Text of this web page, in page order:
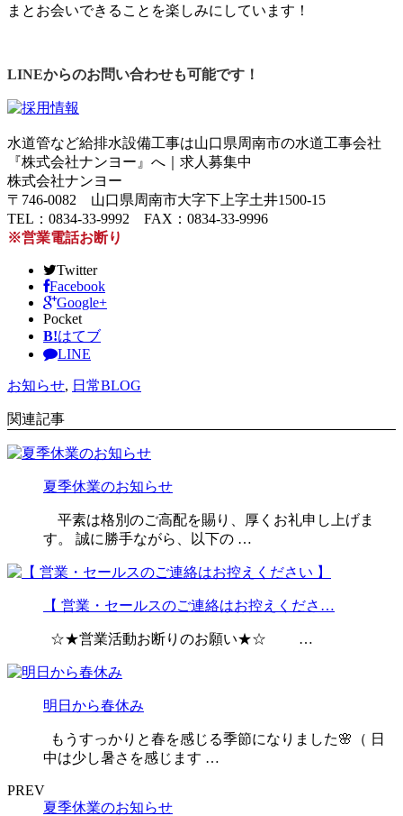
まとお会いできることを楽しみにしています！
LINEからのお問い合わせも可能です！
水道管など給排水設備工事は山口県周南市の水道工事会社
『株式会社ナンヨー』へ｜求人募集中
株式会社ナンヨー
〒746-0082 山口県周南市大字下上字土井1500-15
TEL：0834-33-9992 FAX：0834-33-9996
※営業電話お断り
Twitter
Facebook
Google+
Pocket
B!はてブ
LINE
お知らせ, 日常BLOG
関連記事
夏季休業のお知らせ
平素は格別のご高配を賜り、厚くお礼申し上げま
す。 誠に勝手ながら、以下の …
【 営業・セールスのご連絡はお控えくださ…
☆★営業活動お断りのお願い★☆ …
明日から春休み
もうすっかりと春を感じる季節になりました🌸（ 日
中は少し暑さを感じます …
PREV
夏季休業のお知らせ